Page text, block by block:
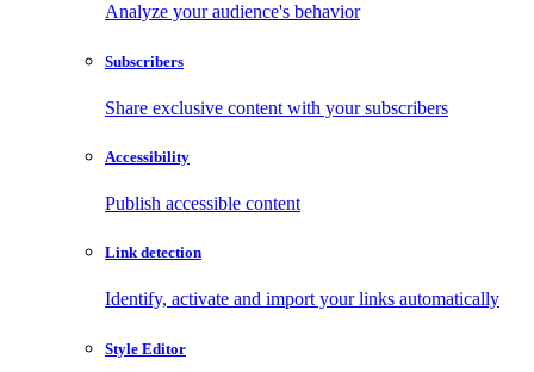
Analyze your audience's behavior
Subscribers
Share exclusive content with your subscribers
Accessibility
Publish accessible content
Link detection
Identify, activate and import your links automatically
Style Editor